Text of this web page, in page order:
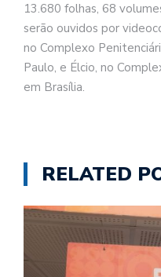
13.680 folhas, 68
serão ouvidos por
no Complexo
Paulo, e Élcio, no
em Brasília.
RELATED